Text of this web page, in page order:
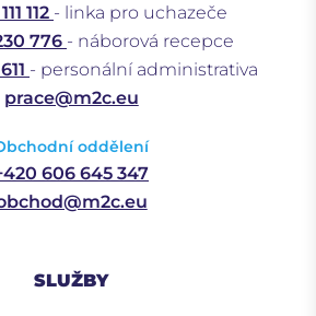
112 - linka pro uchazeče
776 - náborová recepce
- personální administrativa
prace@m2c.eu
oddělení
606 645 347
SLUŽBY